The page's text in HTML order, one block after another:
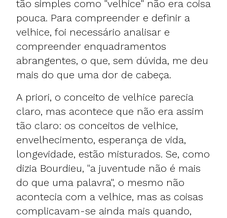
tão simples como "velhice" não era coisa
pouca. Para compreender e definir a
velhice, foi necessário analisar e
compreender enquadramentos
abrangentes, o que, sem dúvida, me deu
mais do que uma dor de cabeça.
A priori, o conceito de velhice parecia
claro, mas acontece que não era assim
tão claro: os conceitos de velhice,
envelhecimento, esperança de vida,
longevidade, estão misturados. Se, como
dizia Bourdieu, "a juventude não é mais
do que uma palavra", o mesmo não
acontecia com a velhice, mas as coisas
complicavam-se ainda mais quando,